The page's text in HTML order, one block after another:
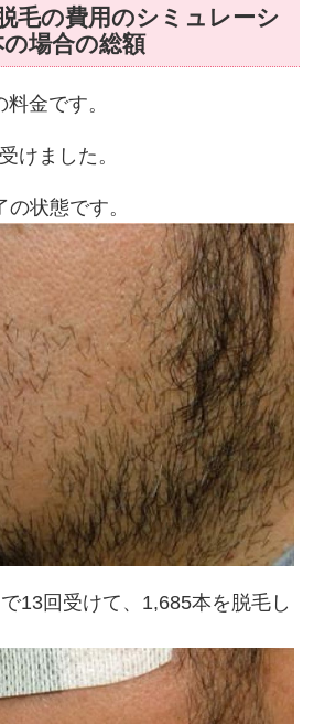
毛の費用のシミュレーシ
場合の総額
金です。
けました。
状態です。
13回受けて、1,685本を脱毛し